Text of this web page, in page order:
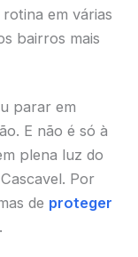
em várias
bairros mais
parar em
E não é só à
plena luz do
Por
de proteger